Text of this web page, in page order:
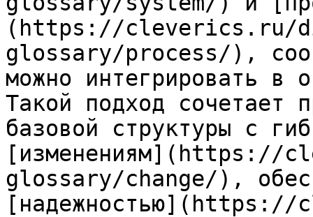
(https://cleverics.ru/
glossary/process/),
можно интегрировать в
Такой подход сочетает
базовой структуры с
glossary/change/),